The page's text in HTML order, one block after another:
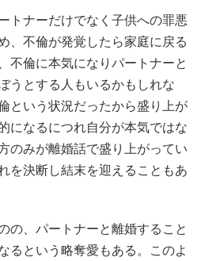
トナーだけでなく子供への罪悪
、不倫が発覚したら家庭に戻る
不倫に本気になりパートナーと
うとする人もいるかもしれな
という状況だったから盛り上が
になるにつれ自分が本気ではな
のみが離婚話で盛り上がってい
を決断し結末を迎えることもあ
の、パートナーと離婚すること
るという略奪愛もある。このよ